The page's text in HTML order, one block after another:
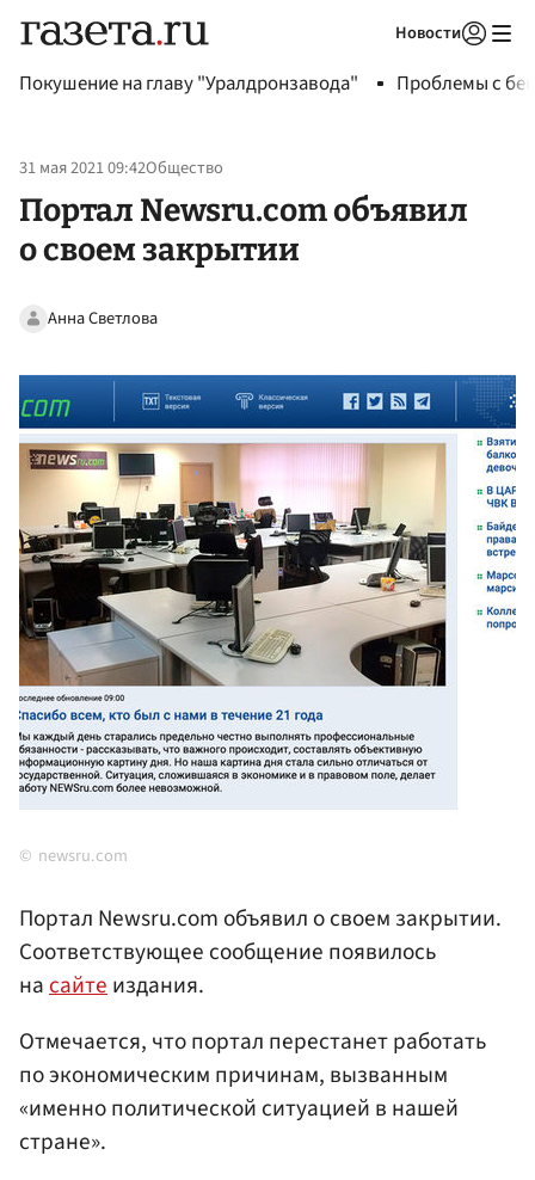
Новости
Покушение на главу "Уралдронзавода" Проблемы с
31 мая 2021 09:42Общество
Портал Newsru.com объявил
о своем закрытии
Анна Светлова
newsru.com
Портал Newsru.com объявил о своем закрытии.
Соответствующее сообщение появилось
насайтеиздания.
Отмечается, что портал перестанет работать
по экономическим причинам, вызванным
«именно политической ситуацией в нашей
стране».